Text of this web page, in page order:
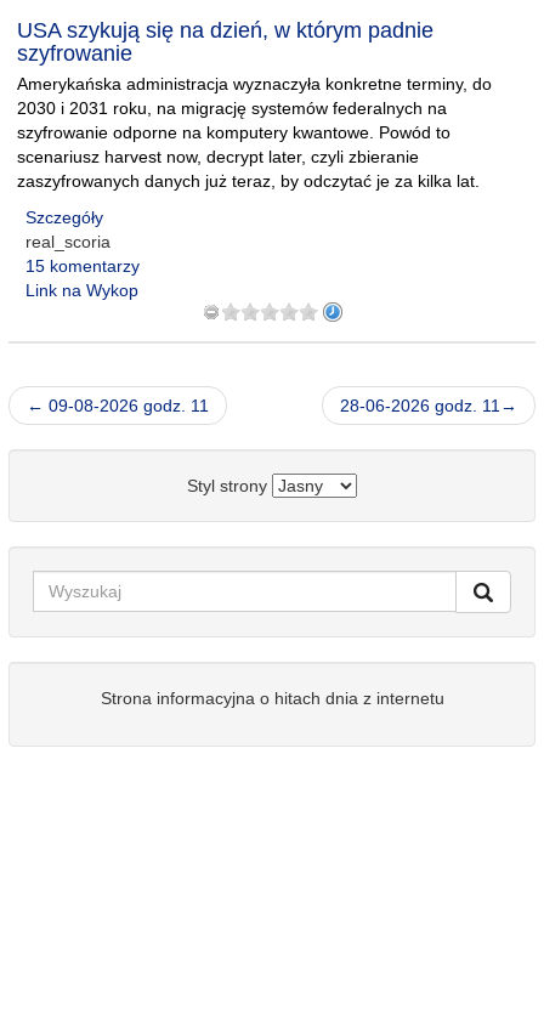
USA szykują się na dzień, w którym padnie
szyfrowanie
Amerykańska administracja wyznaczyła konkretne terminy, do
2030 i 2031 roku, na migrację systemów federalnych na
szyfrowanie odporne na komputery kwantowe. Powód to
scenariusz harvest now, decrypt later, czyli zbieranie
zaszyfrowanych danych już teraz, by odczytać je za kilka lat.
Szczegóły
real_scoria
15 komentarzy
Link na Wykop
← 09-08-2026 godz. 11 28-06-2026 godz. 11→
Styl strony
Strona informacyjna o hitach dnia z internetu